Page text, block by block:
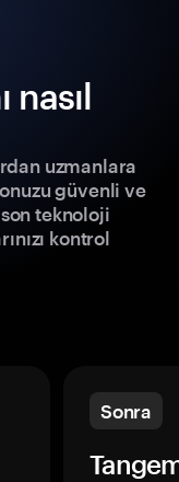
nasıl
uzmanlara
güvenli ve
teknoloji
kontrol
Sonra